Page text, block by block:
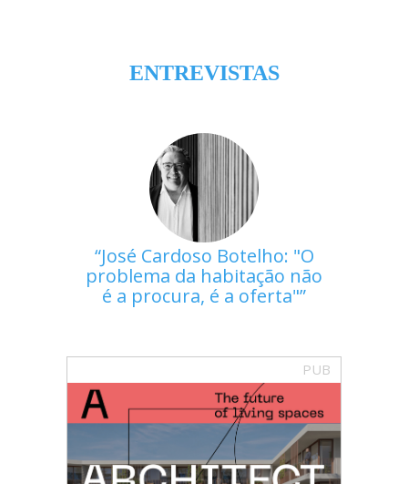
ENTREVISTAS
José Cardoso Botelho: "O
problema da habitação não
é a procura, é a oferta"
PUB